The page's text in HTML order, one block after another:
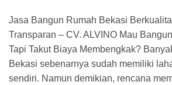
Jasa Bangun Rumah Bekasi
Transparan – CV. ALVINO Mau
Tapi Takut Biaya Membengkak?
Bekasi sebenarnya sudah memiliki
sendiri. Namun demikian, rencana